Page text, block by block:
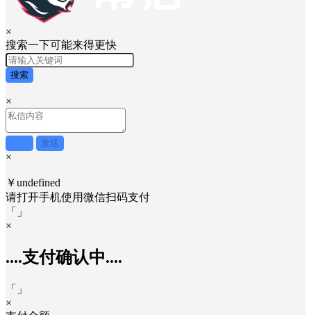
×
搜索一下可能来得更快
搜索
×
发送
×
￥undefined
请打开手机使用微信扫码支付
「
」
×
....支付确认中....
「
」
×